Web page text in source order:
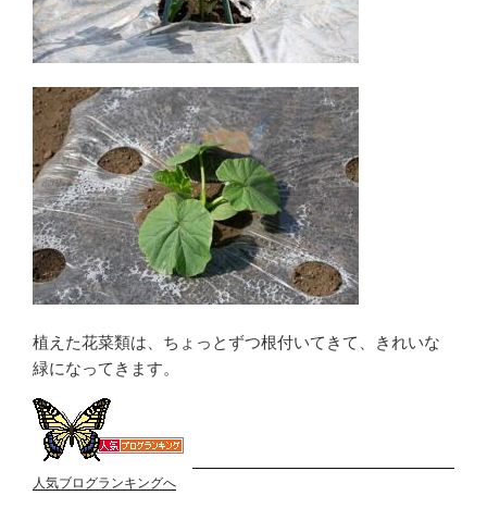
植えた花菜類は、ちょっとずつ根付いてきて、きれいな
緑になってきます。
人気ブログランキングへ